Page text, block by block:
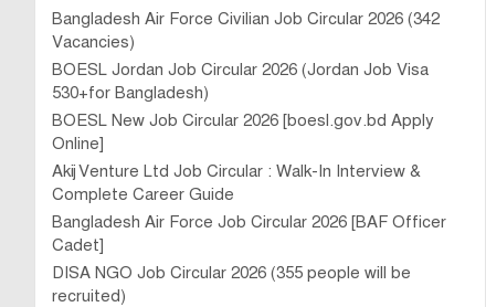
Bangladesh Air Force Civilian Job Circular 2026 (342
Vacancies)
BOESL Jordan Job Circular 2026 (Jordan Job Visa
530+for Bangladesh)
BOESL New Job Circular 2026 [boesl.gov.bd Apply
Online]
Akij Venture Ltd Job Circular : Walk-In Interview &
Complete Career Guide
Bangladesh Air Force Job Circular 2026 [BAF Officer
Cadet]
DISA NGO Job Circular 2026 (355 people will be
recruited)